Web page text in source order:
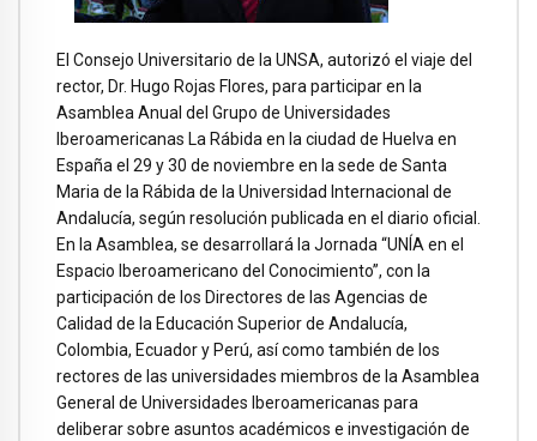
El Consejo Universitario de la UNSA, autorizó el viaje del
rector, Dr. Hugo Rojas Flores, para participar en la
Asamblea Anual del Grupo de Universidades
Iberoamericanas La Rábida en la ciudad de Huelva en
España el 29 y 30 de noviembre en la sede de Santa
Maria de la Rábida de la Universidad Internacional de
Andalucía, según resolución publicada en el diario oficial.
En la Asamblea, se desarrollará la Jornada “UNÍA en el
Espacio Iberoamericano del Conocimiento”, con la
participación de los Directores de las Agencias de
Calidad de la Educación Superior de Andalucía,
Colombia, Ecuador y Perú, así como también de los
rectores de las universidades miembros de la Asamblea
General de Universidades Iberoamericanas para
deliberar sobre asuntos académicos e investigación de